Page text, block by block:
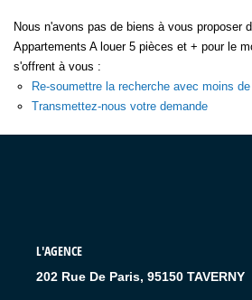
NOTRE
CONTACT
Budget max
Nous n'avons pas de biens à vous proposer
Appartements A louer 5 pièces et + pour le
s'offrent à vous :
Re-soumettre la recherche avec moins de
Transmettez-nous votre demande
L'AGENCE
202 Rue De Paris, 95150 TAVERNY